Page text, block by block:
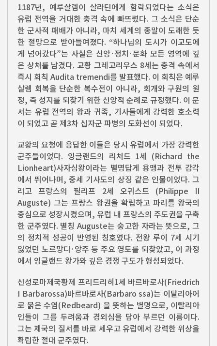
1187년, 예루살렘이 살라딘에게 함락되었다는 소식은
유럽 전역을 거대한 충격 속에 빠뜨렸다. 그 소식은 단순
한 군사적 패배가 아니라, 마치 세계의 종말이 도래한 듯
한 절망으로 받아들여졌다. “하나님의 도시가 이교도에
게 넘어갔다”는 사실은 신앙·정치·문화 모든 영역에 깊
은 상처를 남겼다. 교황 그레고리우스 8세는 충격 속에서
즉시 회칙 Audita tremendi를 발표했다. 이 회칙은 예루
살렘 회복을 단순한 복수전이 아니라, 회개와 구원의 원
정, 즉 성지를 되찾기 위한 신앙적 순례로 규정했다. 이 문
서는 유럽 전역의 왕과 귀족, 기사들에게 강력한 호소력
이 되었고 곧 제3차 십자군 파병의 도화선이 되었다.
교황의 요청에 응답한 이들은 당시 유럽에서 가장 강력한
군주들이었다. 잉글랜드의 리처드 1세 (Richard the
Lionheart)사자심왕이라는 별명답게 용맹과 전투 감각
에서 뛰어나며, 중세 기사도의 상징 같은 인물이었다. 그
리고 프랑스의 필리프 2세 오귀스트 (Philippe II
Auguste) 그는 프랑스 왕권을 확립하고 파리를 왕국의
중심으로 성장시켰으며, 유럽 내 프랑스의 주도권을 구축
한 군주였다. 별칭 Auguste는 숭고한 자라는 뜻으로, 그
의 정치적 성공이 반영된 칭호였다. 전왕 루이 7세 시기
잃었던 노르망디·앙주 등 주요 영토를 되찾았고, 이 과정
에서 잉글랜드 왕가와 깊은 경쟁 구도가 형성되었다.
신성로마제국황제 프리드리히1세 바르바로사(Friedrich
I Barbarossa)바르바로사(Barbaro ssa)는 이탈리아어
로 붉은 수염(Redbeard) 을 뜻하는 별명으로, 이탈리아
인들이 그를 두려움과 경외심을 담아 부르던 이름이다.
그는 제국의 질서를 바로 세우고 유럽에서 강력한 위상을
확립한 절대 군주였다.